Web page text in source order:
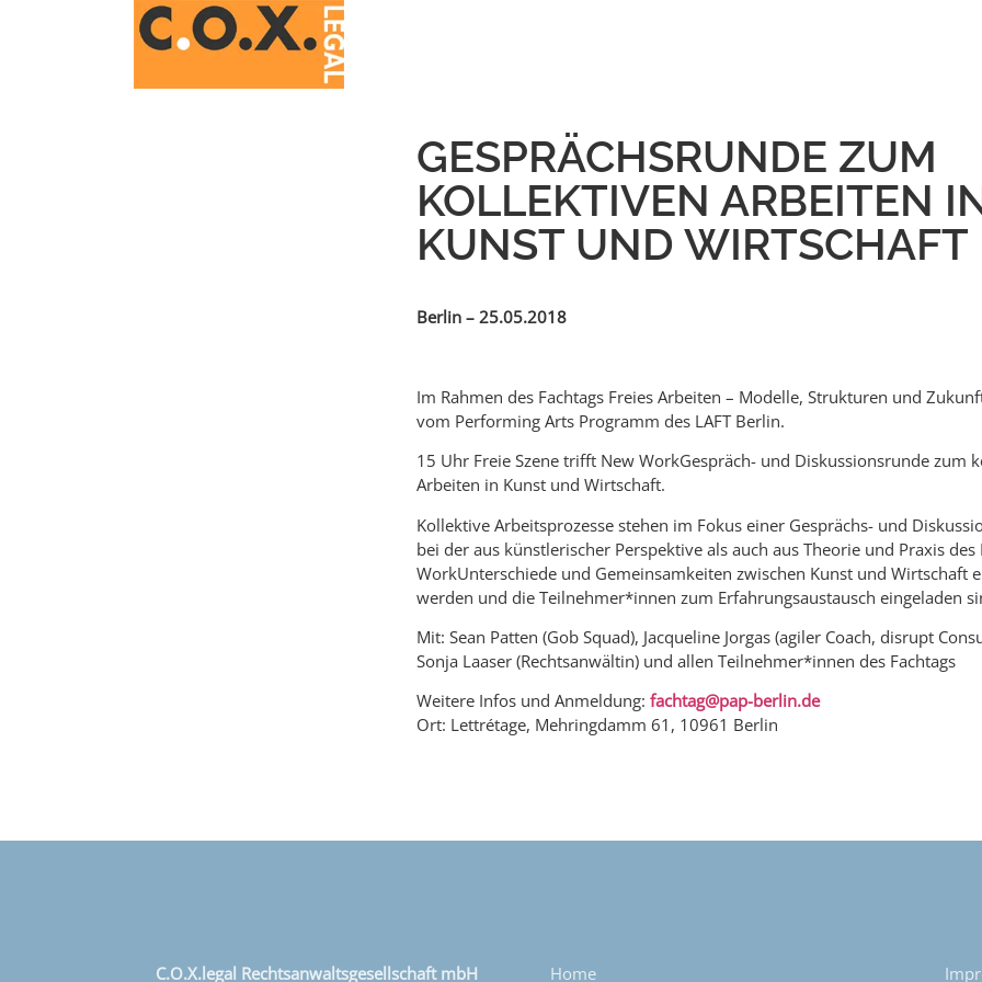
GESPRÄCHSRUNDE ZUM
KOLLEKTIVEN ARBEITEN
KUNST UND WIRTSCHAFT
Berlin – 25.05.2018
Im Rahmen des Fachtags Freies Arbeiten – Modelle, Strukturen und
vom Performing Arts Programm des LAFT Berlin.
15 Uhr Freie Szene trifft New WorkGespräch- und Diskussionsrunde zum
Arbeiten in Kunst und Wirtschaft.
Kollektive Arbeitsprozesse stehen im Fokus einer Gesprächs- und
bei der aus künstlerischer Perspektive als auch aus Theorie und Praxis des
WorkUnterschiede und Gemeinsamkeiten zwischen Kunst und Wirtschaft
werden und die Teilnehmer*innen zum Erfahrungsaustausch eingeladen
Mit: Sean Patten (Gob Squad), Jacqueline Jorgas (agiler Coach, disrupt
Sonja Laaser (Rechtsanwältin) und allen Teilnehmer*innen des Fachtags
Weitere Infos und Anmeldung: fachtag@pap-berlin.de
Ort: Lettrétage, Mehringdamm 61, 10961 Berlin
C.O.X.legal Rechtsanwaltsgesellschaft mbH Home